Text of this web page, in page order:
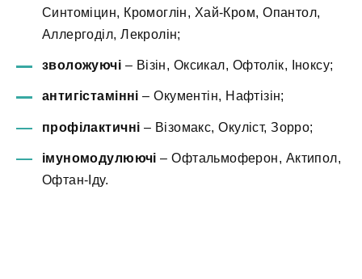
Синтоміцин, Кромоглін, Хай-Кром, Опантол,
Аллергоділ, Лекролін;
зволожуючі – Візін, Оксикал, Офтолік, Іноксу;
антигістамінні – Окументін, Нафтізін;
профілактичні – Візомакс, Окуліст, Зорро;
імуномодулюючі – Офтальмоферон, Актипол,
Офтан-Іду.